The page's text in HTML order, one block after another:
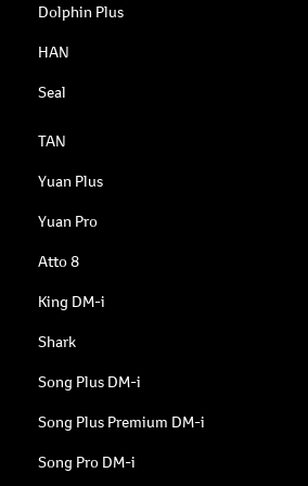
Dolphin Plus
HAN
Seal
TAN
Yuan Plus
Yuan Pro
Atto 8
King DM-i
Shark
Song Plus DM-i
Song Plus Premium DM-i
Song Pro DM-i